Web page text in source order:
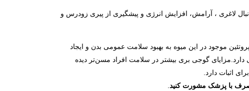
لاغری ، آرامش، افزایش انرژی و پیشگیری از پیری زودرس و
موجود در این میوه به بهبود سلامت عمومی بدن و ایجاد
گوجی بری بیشتر در سلامت افراد مسن‌تر دیده
اثبات دارد.
با پزشک مشورت کنید.